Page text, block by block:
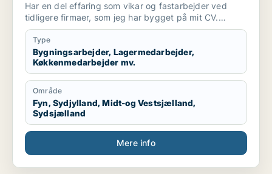
Har en del effaring som vikar og fastarbejder ved
tidligere firmaer, som jeg har bygget på mit CV.
Er ikke bange for at tage fat og prøve noget.
Har valgt de “ønsker”, jeg ved jeg kan finde ud af.
Type
Bygningsarbejder, Lagermedarbejder,
Køkkenmedarbejder mv.
Område
Fyn, Sydjylland, Midt-og Vestsjælland,
Sydsjælland
Mere info